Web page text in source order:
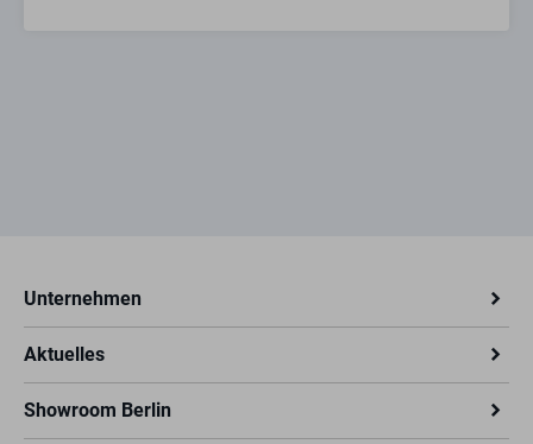
Unternehmen
Aktuelles
Showroom Berlin